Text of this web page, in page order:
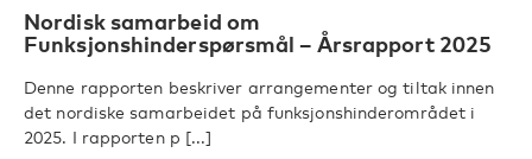
Nordisk samarbeid om
Funksjonshinderspørsmål – Årsrapport 2025
Denne rapporten beskriver arrangementer og tiltak innen
det nordiske samarbeidet på funksjonshinderområdet i
2025. I rapporten p [...]